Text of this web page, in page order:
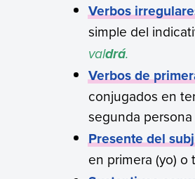
Verbos
simple del
valdrá.
Verbos de
conjugados en
segunda
Presente del
en primera (yo) o